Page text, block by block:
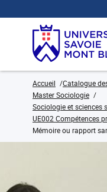
Accueil Catalogue
Master Sociologie
Sociologie et sciences
UE002 Compétences
Mémoire ou rapport